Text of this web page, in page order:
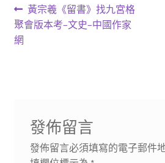
文
章
上
一
黃宗羲《留書》找九宮格
聚會版本考–文史–中國作家
網
發佈留言
發佈留言必須填寫的電子郵件